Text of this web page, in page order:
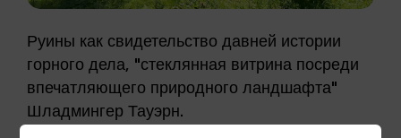
Руины как свидетельство давней истории
горного дела, "стеклянная витрина посреди
впечатляющего природного ландшафта"
Шладмингер Тауэрн.